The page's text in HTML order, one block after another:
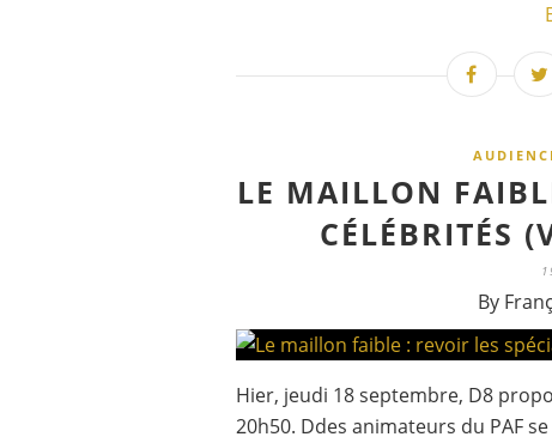
LE MAILLON
CÉLÉBRITÉS
By
Hier, jeudi 18 septembre, D8
20h50. Ddes animateurs du PAF